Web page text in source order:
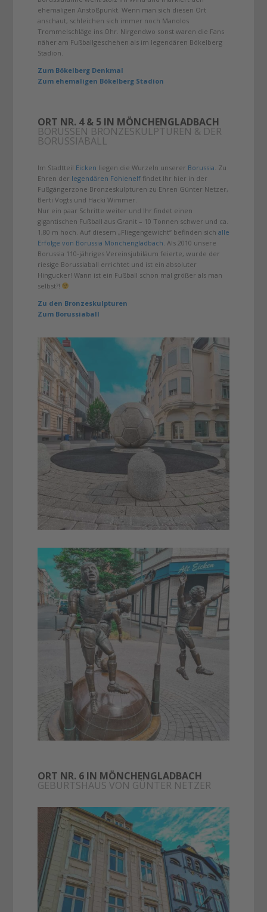
ehemaligen Anstoßpunkt. Wenn man sich diesen Ort
anschaut, schleichen sich immer noch Manolos
Trommelschläge ins Ohr. Nirgendwo sonst waren die Fans
näher am Fußballgeschehen als im legendären Bökelberg
Stadion.
Zum Bökelberg Denkmal
Zum ehemaligen Bökelberg Stadion
ORT NR. 4 & 5 IN MÖNCHENGLADBACH
BORUSSEN BRONZESKULPTUREN & DER
BORUSSIABALL
Im Stadtteil Eicken liegen die Wurzeln unserer Borussia . Zu
Ehren der legendären Fohlenelffindet Ihr hier in der
Fußgängerzone Bronzeskulpturen zu Ehren Günter Netzer,
Berti Vogts und Hacki Wimmer.
Nur ein paar Schritte weiter und Ihr findet einen
gigantischen Fußball aus Granit – 10 Tonnen schwer und ca.
1,80 m hoch. Auf diesem „Fliegengewicht“ befinden sich alle
Erfolge von Borussia Mönchengladbach . Als 2010 unsere
Borussia 110-jähriges Vereinsjubiläum feierte, wurde der
riesige Borussiaball errichtet und ist ein absoluter
Hingucker! Wann ist ein Fußball schon mal größer als man
selbst?!
Zu den Bronzeskulpturen
Zum Borussiaball
ORT NR. 6 IN MÖNCHENGLADBACH
GEBURTSHAUS VON GÜNTER NETZER